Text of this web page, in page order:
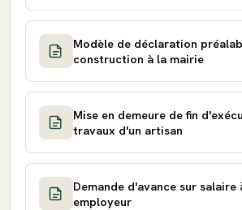
Modèle de déclaration
construction à la mairie
Mise en demeure de fin
travaux d'un artisan
Demande d'avance sur salaire
employeur